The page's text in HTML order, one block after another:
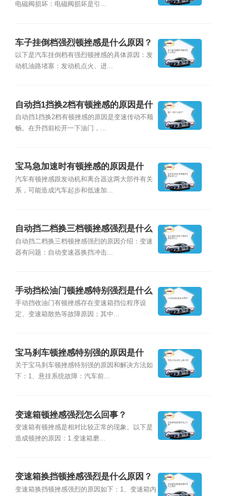
电磁阀损坏：电磁阀损坏是引...
车子挂倒档强烈顿挫感是什么原因？
以下是汽车挂倒档有强烈顿挫感的具体原因：发
动机油路堵塞：发动机点火、进...
自动挡1挡换2档有顿挫感的原因是什
么？
自动挡1挡换2档有顿挫感的原因是变速传动不顺
畅。在升挡前松开一下油门，...
宝马急加速时有顿挫感的原因是什
么？
汽车有顿挫感跟发动机和离合器这两大部件有关
系，可能造成汽车起步和低速加...
自动挡二档换三档顿挫感强烈是什么
原因？
自动挡二档换三档顿挫感强烈的原因介绍：变速
器有问题：自动变速器换挡冲击...
手动挡松油门顿挫感特别强烈是什么
原因？
手动挡收油门有顿挫感存在变速箱挡位程序设
定、变速箱散热等故障原因；其中...
宝马刹车顿挫感特别强的原因是什
么？
关于宝马刹车顿挫感特别强的原因和解决方法如
下：1、悬挂系统故障：汽车前...
变速箱顿挫感强烈怎么回事？
变速箱有顿挫感是相对比较正常的现象。以下是
造成顿挫的原因：1.变速箱磨...
变速箱换挡顿挫感强烈是什么原因？
变速箱换挡顿挫感强烈的原因如下：1、变速箱内